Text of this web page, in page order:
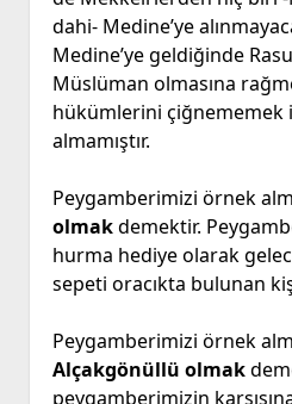
dahi- Medine’ye
Medine’ye geldiğinde
Müslüman olmasına
hükümlerini çiğnememek
almamıştır.
Peygamberimizi örnek
olmakdemektir.
hurma hediye olarak
sepeti oracıkta bulunan
Peygamberimizi örnek
Alçakgönüllü olmak
peygamberimizin